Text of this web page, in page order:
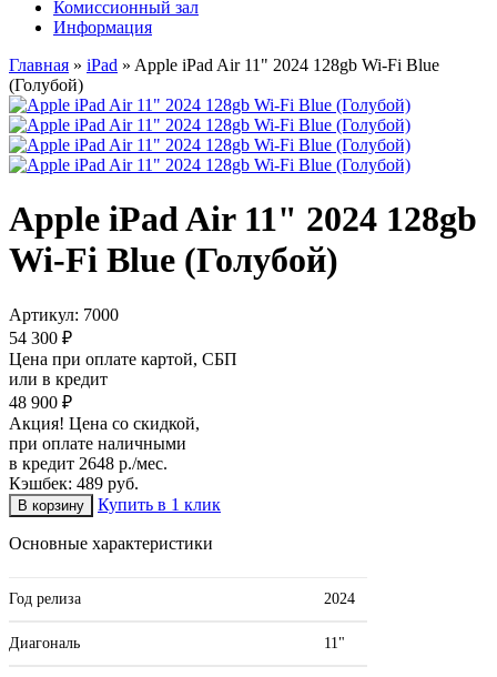
Комиссионный зал
Информация
Главная » iPad » Apple iPad Air 11" 2024 128gb Wi-Fi Blue
(Голубой)
Apple iPad Air 11" 2024 128gb
Wi-Fi Blue (Голубой)
Артикул: 7000
54 300 ₽
Цена при оплате картой, СБП
или в кредит
48 900 ₽
Акция! Цена со скидкой,
при оплате наличными
в кредит 2648 р./мес.
Кэшбек: 489 руб.
Купить в 1 клик
Основные характеристики
Год релиза 2024
Диагональ 11"